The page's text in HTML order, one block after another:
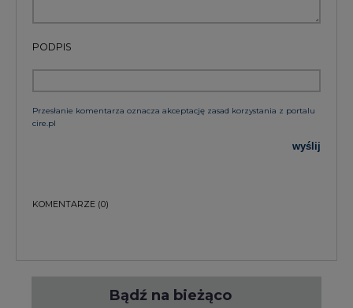
PODPIS
Przesłanie komentarza oznacza akceptację zasad korzystania z portalu
cire.pl
wyślij
KOMENTARZE (0)
Bądź na bieżąco